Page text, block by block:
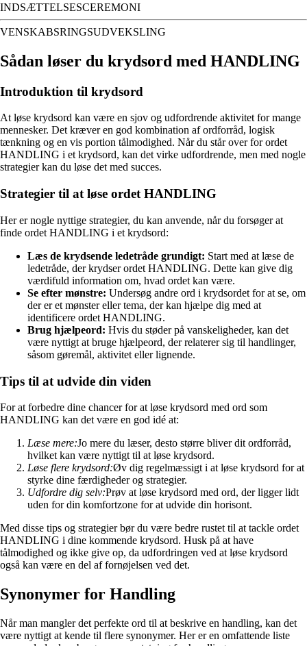
INDSÆTTELSESCEREMONI
VENSKABSRINGSUDVEKSLING
Sådan løser du krydsord med HANDLING
Introduktion til krydsord
At løse krydsord kan være en sjov og udfordrende aktivitet for mange
mennesker. Det kræver en god kombination af ordforråd, logisk
tænkning og en vis portion tålmodighed. Når du står over for ordet
HANDLING i et krydsord, kan det virke udfordrende, men med nogle
strategier kan du løse det med succes.
Strategier til at løse ordet HANDLING
Her er nogle nyttige strategier, du kan anvende, når du forsøger at
finde ordet HANDLING i et krydsord:
Læs de krydsende ledetråde grundigt: Start med at læse de
ledetråde, der krydser ordet HANDLING. Dette kan give dig
værdifuld information om, hvad ordet kan være.
Se efter mønstre: Undersøg andre ord i krydsordet for at se, om
der er et mønster eller tema, der kan hjælpe dig med at
identificere ordet HANDLING.
Brug hjælpeord: Hvis du støder på vanskeligheder, kan det
være nyttigt at bruge hjælpeord, der relaterer sig til handlinger,
såsom gøremål, aktivitet eller lignende.
Tips til at udvide din viden
For at forbedre dine chancer for at løse krydsord med ord som
HANDLING kan det være en god idé at:
Læse mere:Jo mere du læser, desto større bliver dit ordforråd,
hvilket kan være nyttigt til at løse krydsord.
Løse flere krydsord:Øv dig regelmæssigt i at løse krydsord for at
styrke dine færdigheder og strategier.
Udfordre dig selv:Prøv at løse krydsord med ord, der ligger lidt
uden for din komfortzone for at udvide din horisont.
Med disse tips og strategier bør du være bedre rustet til at tackle ordet
HANDLING i dine kommende krydsord. Husk på at have
tålmodighed og ikke give op, da udfordringen ved at løse krydsord
også kan være en del af fornøjelsen ved det.
Synonymer for Handling
Når man mangler det perfekte ord til at beskrive en handling, kan det
være nyttigt at kende til flere synonymer. Her er en omfattende liste